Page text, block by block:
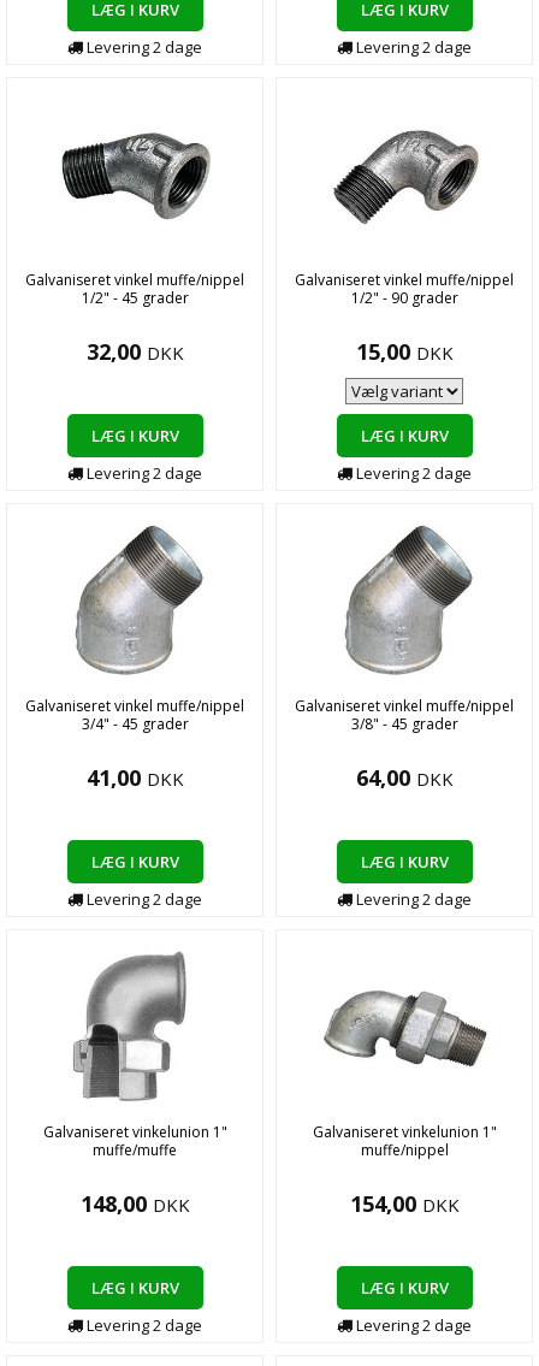
LÆG I KURV
Levering2dage
LÆG I KURV
Levering2dage
Galvaniseret vinkel muffe/nippel
1/2" - 45 grader
32,00 DKK
LÆG I KURV
Levering2dage
Galvaniseret vinkel muffe/nippel
1/2" - 90 grader
15,00 DKK
LÆG I KURV
Levering2dage
Galvaniseret vinkel muffe/nippel
3/4" - 45 grader
41,00 DKK
LÆG I KURV
Levering2dage
Galvaniseret vinkel muffe/nippel
3/8" - 45 grader
64,00 DKK
LÆG I KURV
Levering2dage
Galvaniseret vinkelunion 1"
muffe/muffe
148,00 DKK
LÆG I KURV
Levering2dage
Galvaniseret vinkelunion 1"
muffe/nippel
154,00 DKK
LÆG I KURV
Levering2dage